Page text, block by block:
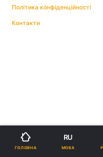
Політика конфіденційності
Контакти
ГОЛОВНА
RU
МОВА